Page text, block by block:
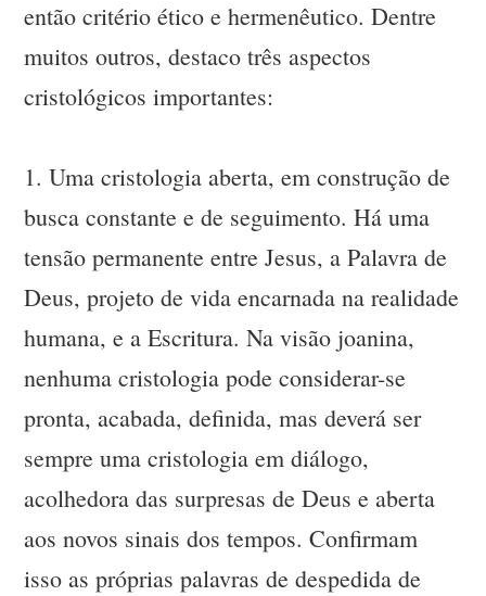
então critério ético e hermenêutico. Dentre
muitos outros, destaco três aspectos
cristológicos importantes:
1. Uma cristologia aberta, em construção de
busca constante e de seguimento. Há uma
tensão permanente entre Jesus, a Palavra de
Deus, projeto de vida encarnada na realidade
humana, e a Escritura. Na visão joanina,
nenhuma cristologia pode considerar-se
pronta, acabada, definida, mas deverá ser
sempre uma cristologia em diálogo,
acolhedora das surpresas de Deus e aberta
aos novos sinais dos tempos. Confirmam
isso as próprias palavras de despedida de